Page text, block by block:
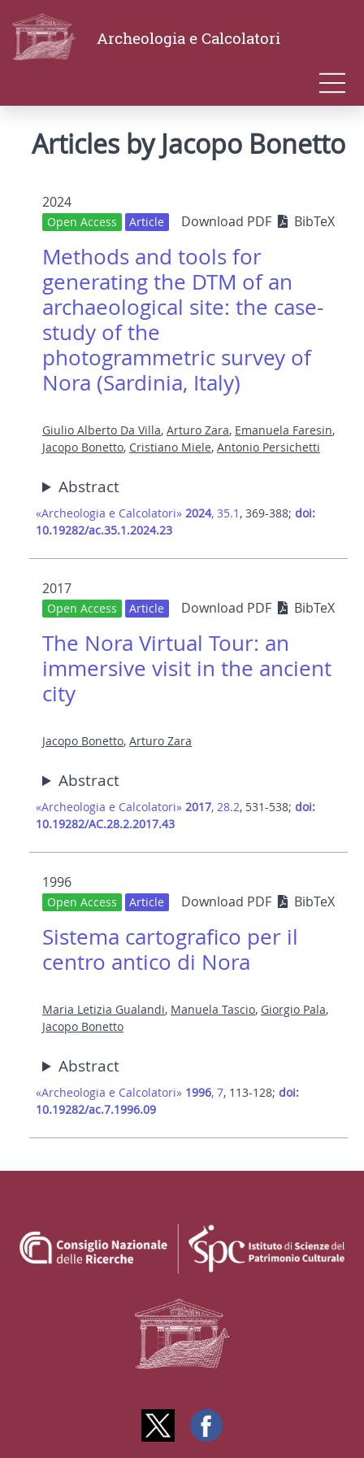
Archeologia e Calcolatori
Articles by Jacopo Bonetto
2024
Open Access Article Download PDF BibTeX
Methods and tools for
generating the DTM of an
archaeological site: the case-
study of the
photogrammetric survey of
Nora (Sardinia, Italy)
Giulio Alberto Da Villa, Arturo Zara, Emanuela Faresin,
Jacopo Bonetto, Cristiano Miele, Antonio Persichetti
Abstract
«Archeologia e Calcolatori» 2024, 35.1 , 369-388; doi:
10.19282/ac.35.1.2024.23
2017
Open Access Article Download PDF BibTeX
The Nora Virtual Tour: an
immersive visit in the ancient
city
Jacopo Bonetto, Arturo Zara
Abstract
«Archeologia e Calcolatori» 2017, 28.2, 531-538; doi:
10.19282/AC.28.2.2017.43
1996
Open Access Article Download PDF BibTeX
Sistema cartografico per il
centro antico di Nora
Maria Letizia Gualandi, Manuela Tascio, Giorgio Pala,
Jacopo Bonetto
Abstract
«Archeologia e Calcolatori» 1996, 7, 113-128; doi:
10.19282/ac.7.1996.09